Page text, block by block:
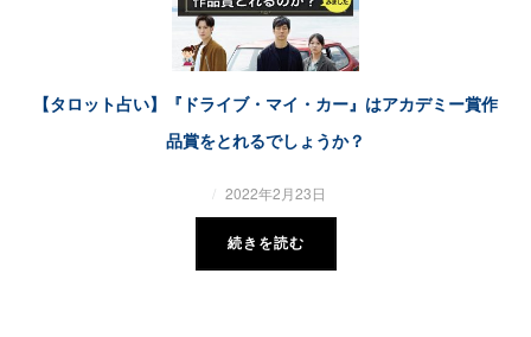
【タロット占い】『ドライブ・マイ・カー』はアカデミー賞作
品賞をとれるでしょうか？
2022年2月23日
続きを読む